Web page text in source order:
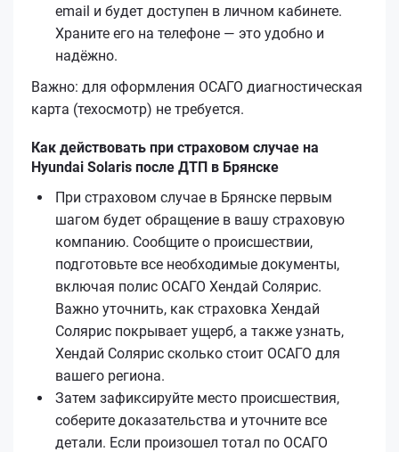
email и будет доступен в личном кабинете.
Храните его на телефоне — это удобно и
надёжно.
Важно: для оформления ОСАГО диагностическая
карта (техосмотр) не требуется.
Как действовать при страховом случае на
Hyundai Solaris после ДТП в Брянске
При страховом случае в Брянске первым
шагом будет обращение в вашу страховую
компанию. Сообщите о происшествии,
подготовьте все необходимые документы,
включая полис ОСАГО Хендай Солярис.
Важно уточнить, как страховка Хендай
Солярис покрывает ущерб, а также узнать,
Хендай Солярис сколько стоит ОСАГО для
вашего региона.
Затем зафиксируйте место происшествия,
соберите доказательства и уточните все
детали. Если произошел тотал по ОСАГО